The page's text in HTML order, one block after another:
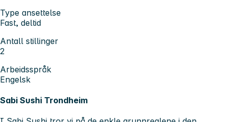
Type ansettelse
Fast, deltid
Antall stillinger
2
Arbeidsspråk
Engelsk
Sabi Sushi Trondheim